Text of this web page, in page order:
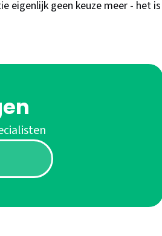
eigenlijk geen keuze meer - het is